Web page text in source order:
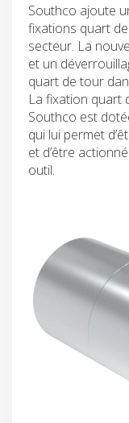
Southco ajoute
fixations quart
secteur. La
et un
quart de tour
La fixation quart
Southco est
qui lui permet
et d’être
outil.